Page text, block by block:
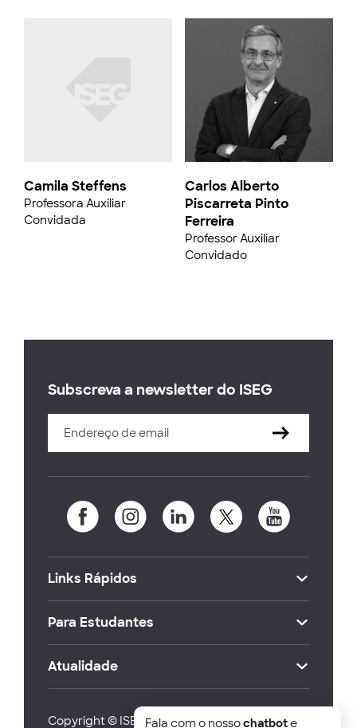
Camila Steffens
Professora Auxiliar
Convidada
Carlos Alberto
Piscarreta Pinto
Ferreira
Professor Auxiliar
Convidado
Subscreva a newsletter do ISEG
Links Rápidos
Para Estudantes
Atualidade
Copyright © ISEG Lisbon School of Economics
Fala com o nossochatbote